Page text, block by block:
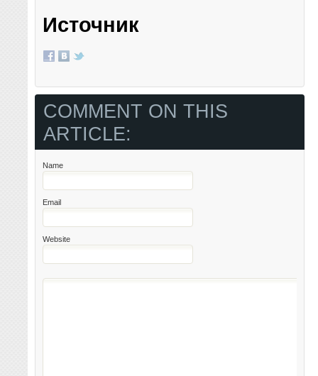
Источник
COMMENT ON THIS
ARTICLE:
Name
Email
Website